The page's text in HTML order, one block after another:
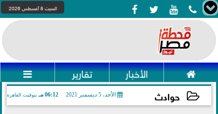
    السبت 8 أغسطس 2026
 الأخبار تقارير 
حوادث الأحد، 5 ديسمبر 2021 06:12 مـ بتوقيت القاهرة